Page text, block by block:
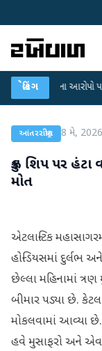
બ્રેકિંગ
લીકના આરોપો પર રાહુલ
આંતરરાષ્ટ્રીય 8 મે, 2026
ક્રુઝ શિપ પર
મોત
એટલાન્ટિક
હોન્ડિયસમાં દુર્લભ
છેલ્લા મહિનામાં
બીમાર પડ્યા છે.
મોકલવામાં આવ્યા
હવે મુસાફરો અને